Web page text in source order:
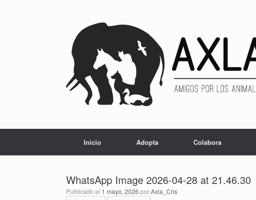
Inicio Adopta Colabora
WhatsApp Image 2026-04-28 at 21.46.30
Publicado el 1 mayo, 2026 porAxla_Cris